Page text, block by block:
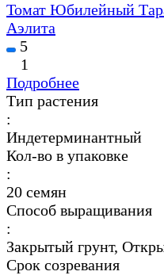
Томат Юбилейный
Аэлита
5
1
Подробнее
Тип растения
:
Индетерминантный
Кол-во в упаковке
:
20 семян
Способ выращивания
:
Закрытый грунт,
Срок созревания